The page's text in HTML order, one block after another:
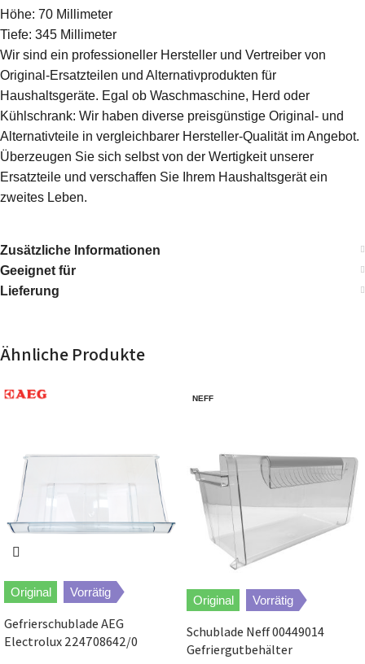
Höhe: 70 Millimeter
Tiefe: 345 Millimeter
Wir sind ein professioneller Hersteller und Vertreiber von
Original-Ersatzteilen und Alternativprodukten für
Haushaltsgeräte. Egal ob Waschmaschine, Herd oder
Kühlschrank: Wir haben diverse preisgünstige Original- und
Alternativteile in vergleichbarer Hersteller-Qualität im Angebot.
Überzeugen Sie sich selbst von der Wertigkeit unserer
Ersatzteile und verschaffen Sie Ihrem Haushaltsgerät ein
zweites Leben.
Zusätzliche Informationen
Geeignet für
Lieferung
Ähnliche Produkte
Original Vorrätig
Gefrierschublade AEG
Electrolux 224708642/0
NEFF
Original Vorrätig
Schublade Neff 00449014
Gefriergutbehälter